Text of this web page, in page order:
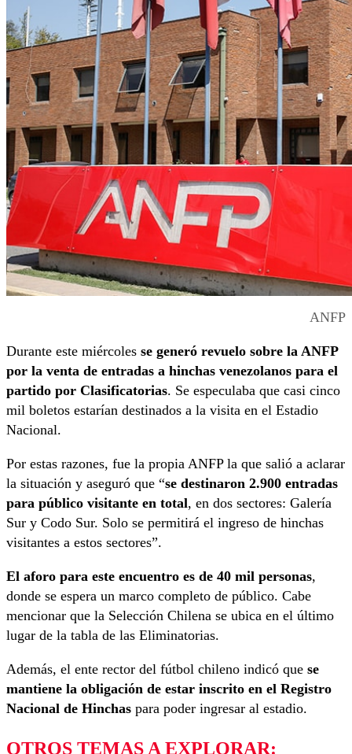
ANFP
Durante este miércoles se generó revuelo sobre la ANFP
por la venta de entradas a hinchas venezolanos para el
partido por Clasificatorias. Se especulaba que casi cinco
mil boletos estarían destinados a la visita en el Estadio
Nacional.
Por estas razones, fue la propia ANFP la que salió a aclarar
la situación y aseguró que “se destinaron 2.900 entradas
para público visitante en total, en dos sectores: Galería
Sur y Codo Sur. Solo se permitirá el ingreso de hinchas
visitantes a estos sectores”.
El aforo para este encuentro es de 40 mil personas,
donde se espera un marco completo de público. Cabe
mencionar que la Selección Chilena se ubica en el último
lugar de la tabla de las Eliminatorias.
Además, el ente rector del fútbol chileno indicó que se
mantiene la obligación de estar inscrito en el Registro
Nacional de Hinchas para poder ingresar al estadio.
OTROS TEMAS A EXPLORAR: